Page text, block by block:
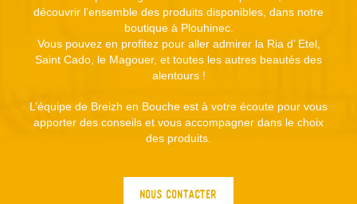
découvrir l’ensemble des produits disponibles, dans notre
boutique à Plouhinec.
Vous pouvez en profitez pour aller admirer la Ria d’ Etel,
Saint Cado, le Magouer, et toutes les autres beautés des
alentours !
L’équipe de Breizh en Bouche est à votre écoute pour vous
apporter des conseils et vous accompagner dans le choix
des produits.
NOUS CONTACTER